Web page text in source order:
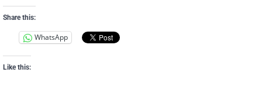
Share this:
WhatsApp
Like this: